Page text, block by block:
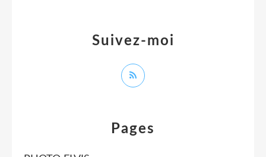
Pages
Suivez-moi